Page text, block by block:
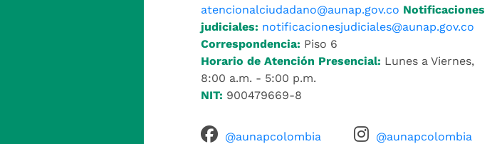
atencionalciudadano@aunap.gov.co Notificaciones
judiciales: notificacionesjudiciales@aunap.gov.co
Correspondencia: Piso 6
Horario de Atención Presencial: Lunes a Viernes,
8:00 a.m. - 5:00 p.m.
NIT: 900479669-8
@aunapcolombia @aunapcolombia